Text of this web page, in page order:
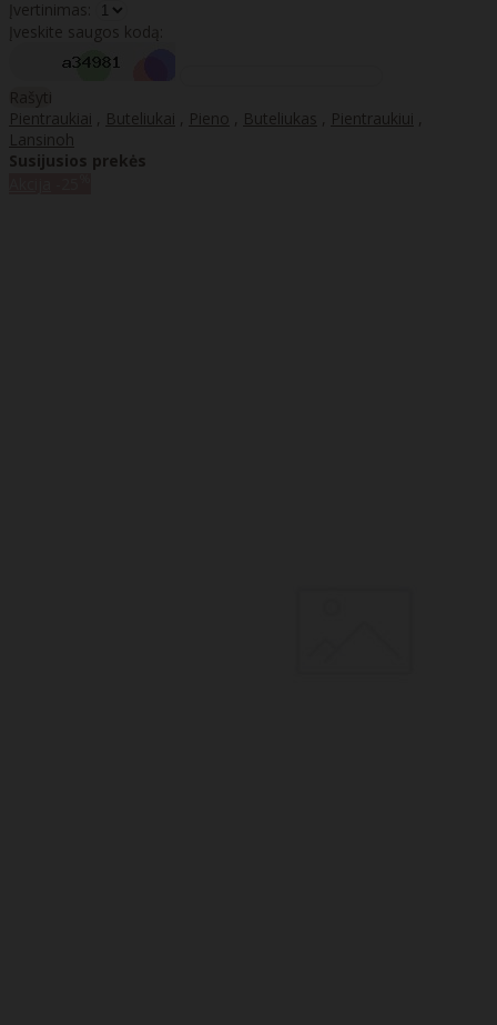
Įvertinimas:
Įveskite saugos kodą:
Rašyti
Pientraukiai
Buteliukai Pieno Buteliukas Pientraukiui
Lansinoh
Susijusios prekės